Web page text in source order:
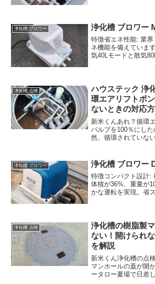
浄化槽 ブロワー 浄化槽 ブロワー
特徴省エネ性能: 業
ネ機能を備えていま
気40Lモードと散気
浄化槽 点検
ハウステック 浄
環エアリフトポ
ないときの対応
新米くんあれ？循環
バルブを100％にし
然、循環されていな
も駄目だ･･･どうしよ
新米...
浄化槽 ブロワー 浄化槽 ブロワー
特徴コンパクト設計:
体積が36%、重量が
かな運転を実現。省
浄化槽 点検
浄化槽の樹脂製
ない！開けられ
を解説
新米くん浄化槽の点
マンホールの蓋が開
ータロー夏場で日差